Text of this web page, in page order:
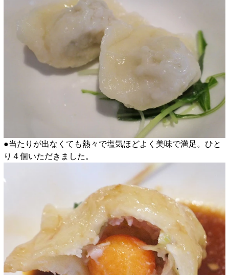
●当たりが出なくても熱々で塩気ほどよく美味で満足。ひと
り４個いただきました。